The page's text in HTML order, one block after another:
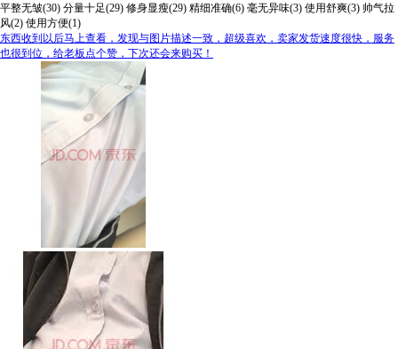
平整无皱(30) 分量十足(29) 修身显瘦(29) 精细准确(6) 毫无异味(3) 使用舒爽(3) 帅气拉
风(2) 使用方便(1)
东西收到以后马上查看，发现与图片描述一致，超级喜欢，卖家发货速度很快，服务
也很到位，给老板点个赞，下次还会来购买！